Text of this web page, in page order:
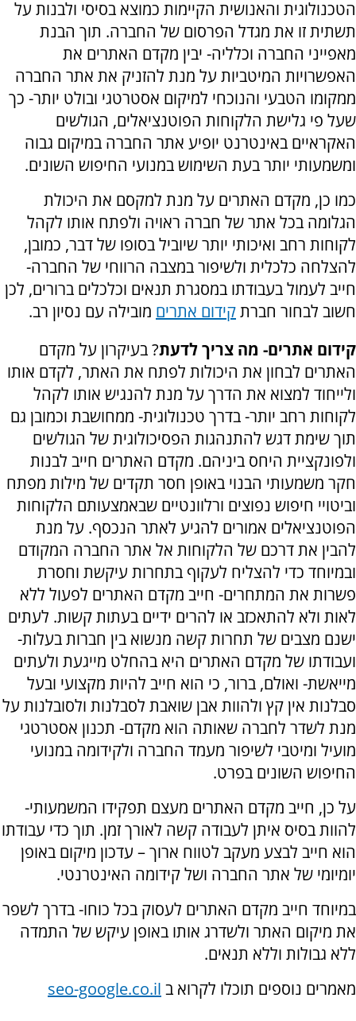
הטכנולוגית והאנושית הקיימות כמוצא בסיסי ולבנות על
תשתית זו את מגדל הפרסום של החברה. תוך הבנת
מאפייני החברה וכלליה- יבין מקדם האתרים את
האפשרויות המיטביות על מנת להזניק את אתר החברה
ממקומו הטבעי והנוכחי למיקום אסטרטגי ובולט יותר- כך
שעל פי גלישת הלקוחות הפוטנציאלים, הגולשים
האקראיים באינטרנט יופיע אתר החברה במיקום גבוה
ומשמעותי יותר בעת השימוש במנועי החיפוש השונים.
כמו כן, מקדם האתרים על מנת למקסם את היכולת
הגלומה בכל אתר של חברה ראויה ולפתח אותו לקהל
לקוחות רחב ואיכותי יותר שיוביל בסופו של דבר, כמובן,
להצלחה כלכלית ולשיפור במצבה הרווחי של החברה-
חייב לעמול בעבודתו במסגרת תנאים וכלכלים ברורים, לכן
חשוב לבחור חברתקידום אתרים מובילה עם נסיון רב.
קידום אתרים- מה צריך לדעת? בעיקרון על מקדם
האתרים לבחון את היכולות לפתח את האתר, לקדם אותו
ולייחוד למצוא את הדרך על מנת להנגיש אותו לקהל
לקוחות רחב יותר- בדרך טכנולוגית- ממחושבת וכמובן גם
תוך שימת דגש להתנהגות הפסיכולוגית של הגולשים
ולפונקציית היחס ביניהם. מקדם האתרים חייב לבנות
חקר משמעותי הבנוי באופן חסר תקדים של מילות מפתח
וביטויי חיפוש נפוצים ורלוונטיים שבאמצעותם הלקוחות
הפוטנציאלים אמורים להגיע לאתר הנכסף. על מנת
להבין את דרכם של הלקוחות אל אתר החברה המקודם
ובמיוחד כדי להצליח לעקוף בתחרות עיקשת וחסרת
פשרות את המתחרים- חייב מקדם האתרים לפעול ללא
לאות ולא להתאכזב או להרים ידיים בעתות קשות. לעתים
ישנם מצבים של תחרות קשה מנשוא בין חברות בעלות-
ועבודתו של מקדם האתרים היא בהחלט מייגעת ולעתים
מייאשת- ואולם, ברור, כי הוא חייב להיות מקצועי ובעל
סבלנות אין קץ ולהוות אבן שואבת לסבלנות ולסובלנות על
מנת לשדר לחברה שאותה הוא מקדם- תכנון אסטרטגי
מועיל ומיטבי לשיפור מעמד החברה ולקידומה במנועי
החיפוש השונים בפרט.
על כן, חייב מקדם האתרים מעצם תפקידו המשמעותי-
להוות בסיס איתן לעבודה קשה לאורך זמן. תוך כדי עבודתו
הוא חייב לבצע מעקב לטווח ארוך – עדכון מיקום באופן
יומיומי של אתר החברה ושל קידומה האינטרנטי.
במיוחד חייב מקדם האתרים לעסוק בכל כוחו- בדרך לשפר
את מיקום האתר ולשדרג אותו באופן עיקש של התמדה
ללא גבולות וללא תנאים.
מאמרים נוספים תוכלו לקרוא ב seo-google.co.il